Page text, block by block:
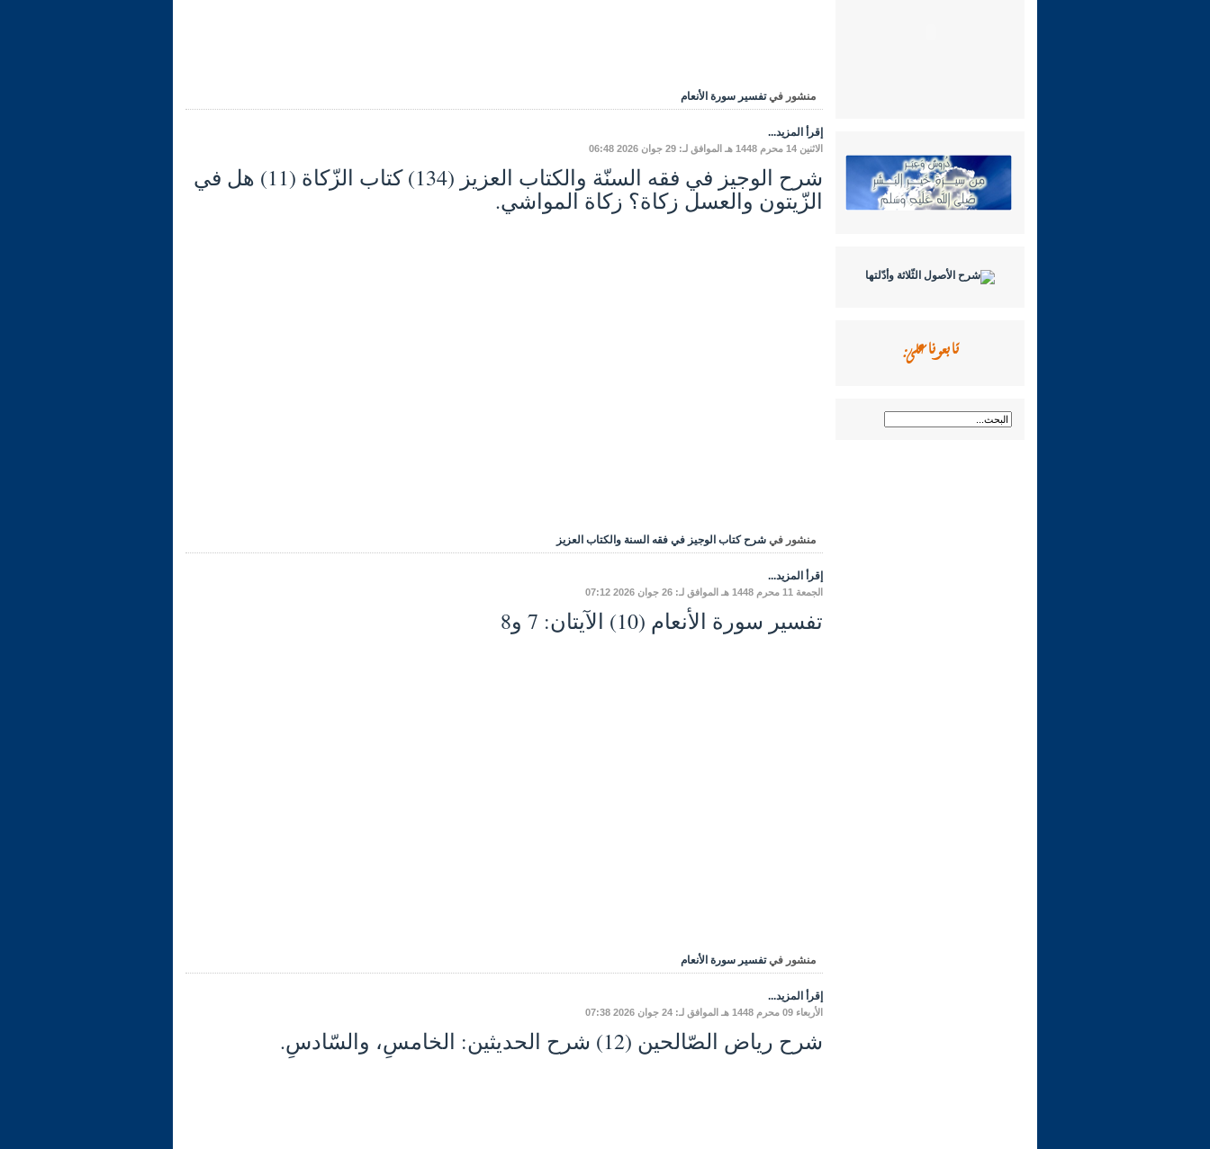
منشور في تفسير سورة الأنعام
إقرأ المزيد...
الاثنين 14 محرم 1448 هـ الموافق لـ: 29 جوان 2026 06:48
شرح الوجيز في فقه السنّة والكتاب العزيز (134) كتاب الزّكاة (11) هل في
الزّيتون والعسل زكاة؟ زكاة المواشي.
منشور في شرح كتاب الوجيز في فقه السنة والكتاب العزيز
إقرأ المزيد...
الجمعة 11 محرم 1448 هـ الموافق لـ: 26 جوان 2026 07:12
تفسير سورة الأنعام (10) الآيتان: 7 و8
منشور في تفسير سورة الأنعام
إقرأ المزيد...
الأربعاء 09 محرم 1448 هـ الموافق لـ: 24 جوان 2026 07:38
شرح رياض الصّالحين (12) شرح الحديثين: الخامسِ، والسّادسِ.
تابعونا على: